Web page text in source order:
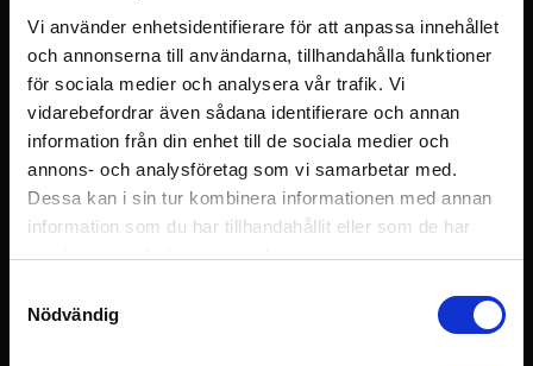
Vi använder enhetsidentifierare för att anpassa innehållet
och annonserna till användarna, tillhandahålla funktioner
för sociala medier och analysera vår trafik. Vi
vidarebefordrar även sådana identifierare och annan
information från din enhet till de sociala medier och
annons- och analysföretag som vi samarbetar med.
Dessa kan i sin tur kombinera informationen med annan
information som du har tillhandahållit eller som de har
samlat in när du har använt deras tjänster.
Nödvändig
Logga in / Registrera konto